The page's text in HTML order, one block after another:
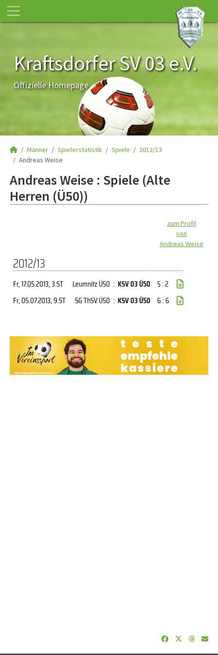
Kraftsdorfer SV 03 e.V.
Offizielle Homepage
Männer Spielerstatistik Spiele
2012/13
Andreas Weise
Andreas Weise : Spiele (Alte
Herren (Ü50))
zum Profil
von
Andreas Weise
2012/13
Fr, 17.05.2013, 3.ST Leumnitz Ü50 : KSV 03 Ü50 5 : 2
Fr, 05.07.2013, 9.ST SG ThSV Ü50 : KSV 03 Ü50 6 : 6